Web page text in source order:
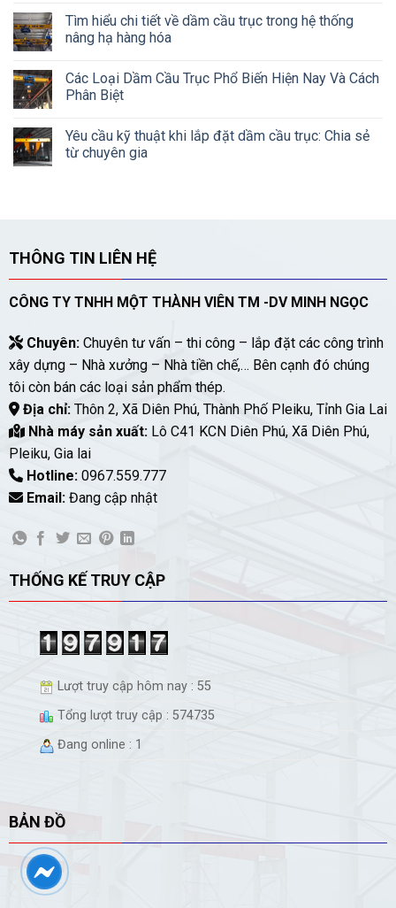
Tìm hiểu chi tiết về dầm cầu trục trong hệ thống
nâng hạ hàng hóa
Các Loại Dầm Cầu Trục Phổ Biến Hiện Nay Và Cách
Phân Biệt
Yêu cầu kỹ thuật khi lắp đặt dầm cầu trục: Chia sẻ
từ chuyên gia
THÔNG TIN LIÊN HỆ
CÔNG TY TNHH MỘT THÀNH VIÊN TM -DV MINH NGỌC
Chuyên:Chuyên tư vấn – thi công – lắp đặt các công trình
xây dựng – Nhà xưởng – Nhà tiền chế,… Bên cạnh đó chúng
tôi còn bán các loại sản phẩm thép.
Địa chỉ:Thôn 2, Xã Diên Phú, Thành Phố Pleiku, Tỉnh Gia Lai
Nhà máy sản xuất:Lô C41 KCN Diên Phú, Xã Diên Phú,
Pleiku, Gia lai
Hotline:0967.559.777
Email:Đang cập nhật
THỐNG KẾ TRUY CẬP
Lượt truy cập hôm nay : 55
Tổng lượt truy cập : 574735
Đang online : 1
BẢN ĐỒ